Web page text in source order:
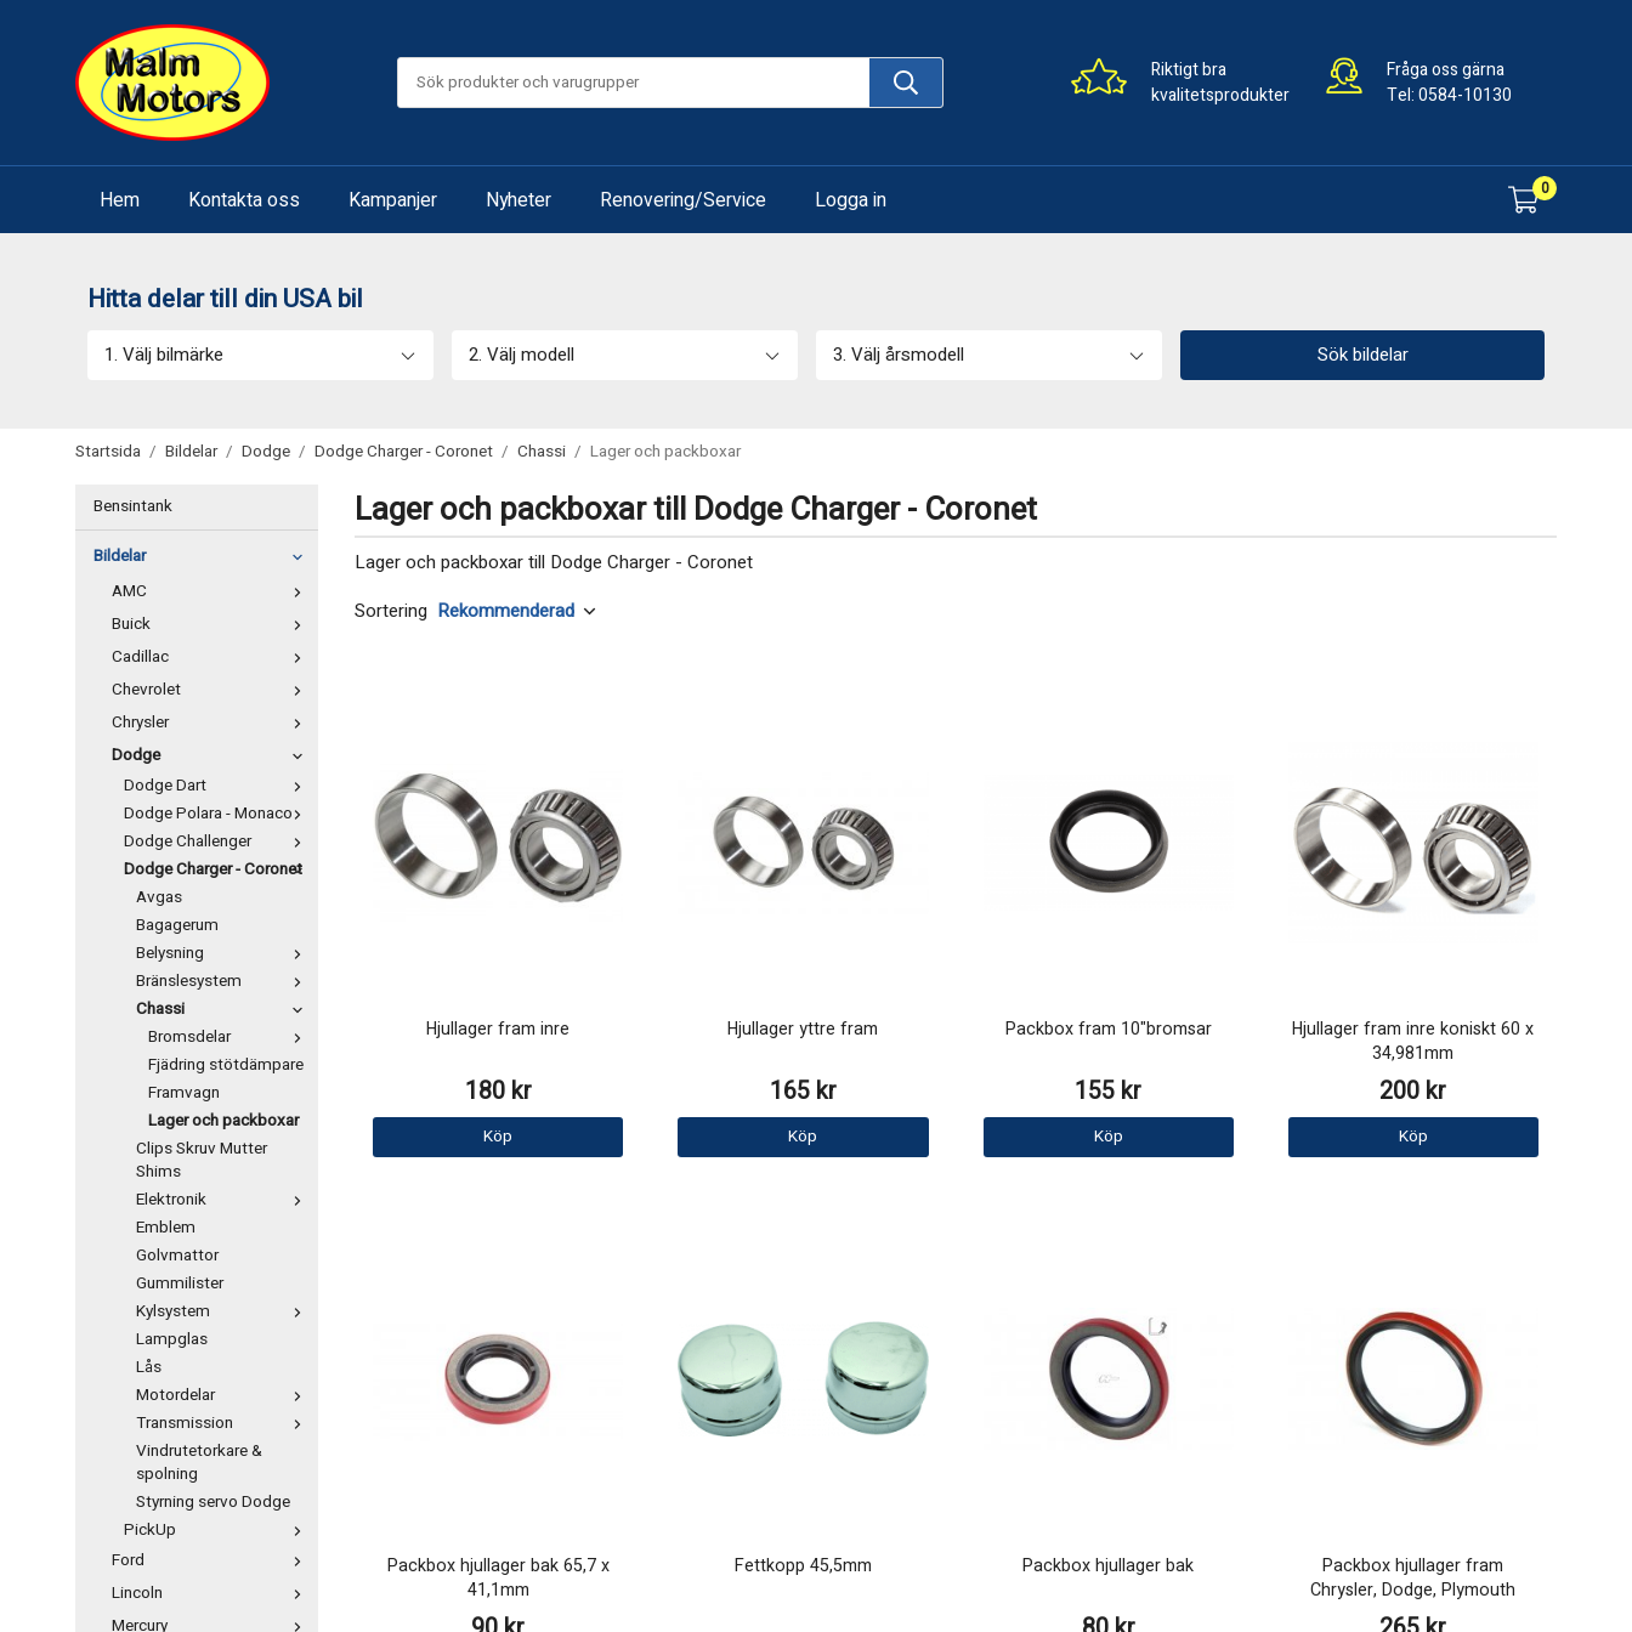
Riktigt bra
kvalitetsprodukter
Fråga oss gärna
Tel:0584-10130
Hem Kontakta oss Kampanjer Nyheter Renovering/Service Logga in 0
Hitta delar till din USA bil
1. Välj bilmärke 2. Välj modell 3. Välj årsmodell Sök bildelar
Startsida / Bildelar / Dodge / Dodge Charger - Coronet / Chassi / Lager och packboxar
Bensintank
Bildelar
AMC
Buick
Cadillac
Chevrolet
Chrysler
Dodge
Dodge Dart
Dodge Polara - Monaco
Dodge Challenger
Dodge Charger - Coronet
Avgas
Bagagerum
Belysning
Bränslesystem
Chassi
Bromsdelar
Fjädring stötdämpare
Framvagn
Lager och packboxar
Clips Skruv Mutter
Shims
Elektronik
Emblem
Golvmattor
Gummilister
Kylsystem
Lampglas
Lås
Motordelar
Transmission
Vindrutetorkare &
spolning
Styrning servo Dodge
PickUp
Ford
Lincoln
Mercury
Lager och packboxar till Dodge Charger - Coronet
Lager och packboxar till Dodge Charger - Coronet
Sortering
Hjullager fram inre
180 kr
Köp
Hjullager yttre fram
165 kr
Köp
Packbox fram 10"bromsar
155 kr
Köp
Hjullager fram inre koniskt 60 x
34,981mm
200 kr
Köp
Packbox hjullager bak 65,7 x
41,1mm
Fettkopp 45,5mm Packbox hjullager bak
Packbox hjullager fram
Chrysler, Dodge, Plymouth